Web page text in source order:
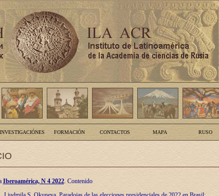
INVESTIGACIÓNES FORMACIÓN CONTACTOS MAPA RUSO
Iberoamérica, N 4 2022. Contenido